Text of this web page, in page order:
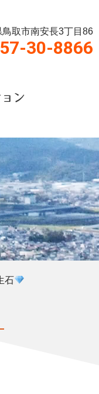
取市南安長3丁目86
30-8866
石